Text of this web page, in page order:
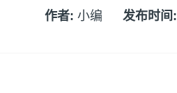
作者: 小编 发布时间: